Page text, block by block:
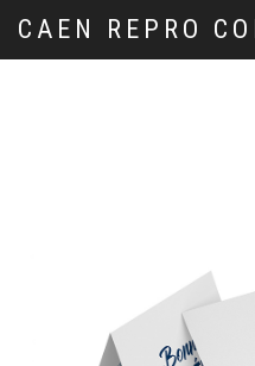
CAEN REPRO